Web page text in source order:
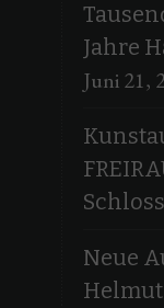
Jahre
Juni 21,
Neue